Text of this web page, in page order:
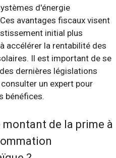
d'énergie
avantages fiscaux visent
initial plus
accélérer la rentabilité des
Il est important de se
dernières législations
un expert pour
bénéfices.
montant de la prime à